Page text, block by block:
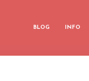
BLOG INFO